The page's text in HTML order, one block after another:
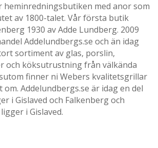
heminredningsbutiken med anor som
av 1800-talet. Vår första butik
1930 av Adde Lundberg. 2009
Addelundbergs.se och än idag
sortiment av glas, porslin,
och köksutrustning från välkända
finner ni Webers kvalitetsgrillar
Addelundbergs.se är idag en del
i Gislaved och Falkenberg och
i Gislaved.